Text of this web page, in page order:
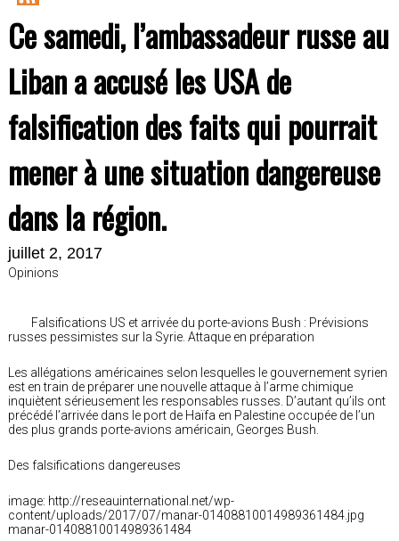
RSS
Feed
Ce samedi, l’ambassadeur russe au
Liban a accusé les USA de
falsification des faits qui pourrait
mener à une situation dangereuse
dans la région.
juillet 2, 2017
Opinions
Falsifications US et arrivée du porte-avions Bush : Prévisions
russes pessimistes sur la Syrie. Attaque en préparation
Les allégations américaines selon lesquelles le gouvernement syrien
est en train de préparer une nouvelle attaque à l’arme chimique
inquiètent sérieusement les responsables russes. D’autant qu’ils ont
précédé l’arrivée dans le port de Haïfa en Palestine occupée de l’un
des plus grands porte-avions américain, Georges Bush.
Des falsifications dangereuses
image: http://reseauinternational.net/wp-
content/uploads/2017/07/manar-01408810014989361484.jpg
manar-01408810014989361484